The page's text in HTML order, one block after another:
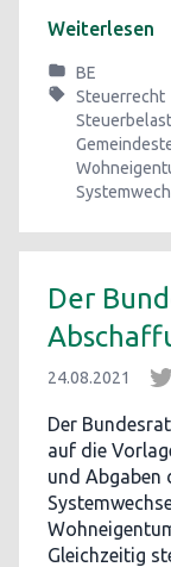
Weiterlesen
BE
Steuerrecht
Der
24.08.2021
Der
auf die
und Abgaben
Gleichzeitig